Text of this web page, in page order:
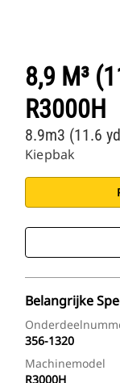
8,9 M³
R3000H
Kiepbak
8.9m3 (11.6
Belangrijke
356-1320
Machinemodel
R3000H